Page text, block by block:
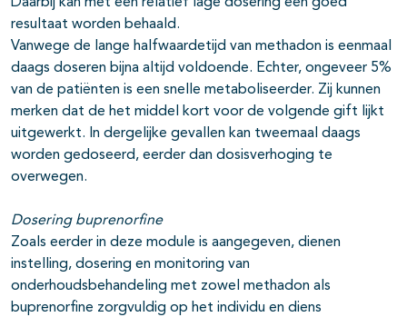
resultaat worden behaald.
Vanwege de lange halfwaardetijd van methadon is eenmaal
daags doseren bijna altijd voldoende. Echter, ongeveer 5%
van de patiënten is een snelle metaboliseerder. Zij kunnen
merken dat de het middel kort voor de volgende gift lijkt
uitgewerkt. In dergelijke gevallen kan tweemaal daags
worden gedoseerd, eerder dan dosisverhoging te
overwegen.
Dosering buprenorfine
Zoals eerder in deze module is aangegeven, dienen
instelling, dosering en monitoring van
onderhoudsbehandeling met zowel methadon als
buprenorfine zorgvuldig op het individu en diens